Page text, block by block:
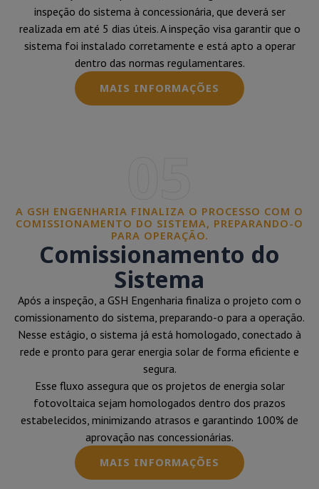
inspeção do sistema à concessionária, que deverá ser
realizada em até 5 dias úteis. A inspeção visa garantir que o
sistema foi instalado corretamente e está apto a operar
dentro das normas regulamentares.
MAIS INFORMAÇÕES
A GSH ENGENHARIA FINALIZA O PROCESSO COM O
COMISSIONAMENTO DO SISTEMA, PREPARANDO-O
PARA OPERAÇÃO.
Comissionamento do
Sistema
Após a inspeção, a GSH Engenharia finaliza o projeto com o
comissionamento do sistema, preparando-o para a operação.
Nesse estágio, o sistema já está homologado, conectado à
rede e pronto para gerar energia solar de forma eficiente e
segura.
Esse fluxo assegura que os projetos de energia solar
fotovoltaica sejam homologados dentro dos prazos
estabelecidos, minimizando atrasos e garantindo 100% de
aprovação nas concessionárias.
MAIS INFORMAÇÕES